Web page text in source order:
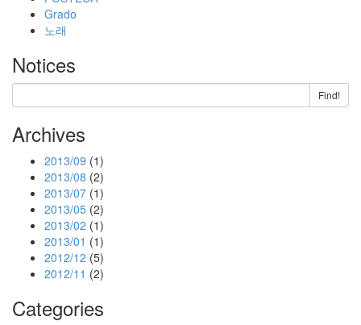
Grado
노래
Notices
Find!
Archives
2013/09 (1)
2013/08 (2)
2013/07 (1)
2013/05 (2)
2013/02 (1)
2013/01 (1)
2012/12 (5)
2012/11 (2)
Categories